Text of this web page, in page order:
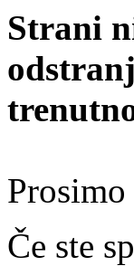
Strani
Če ste